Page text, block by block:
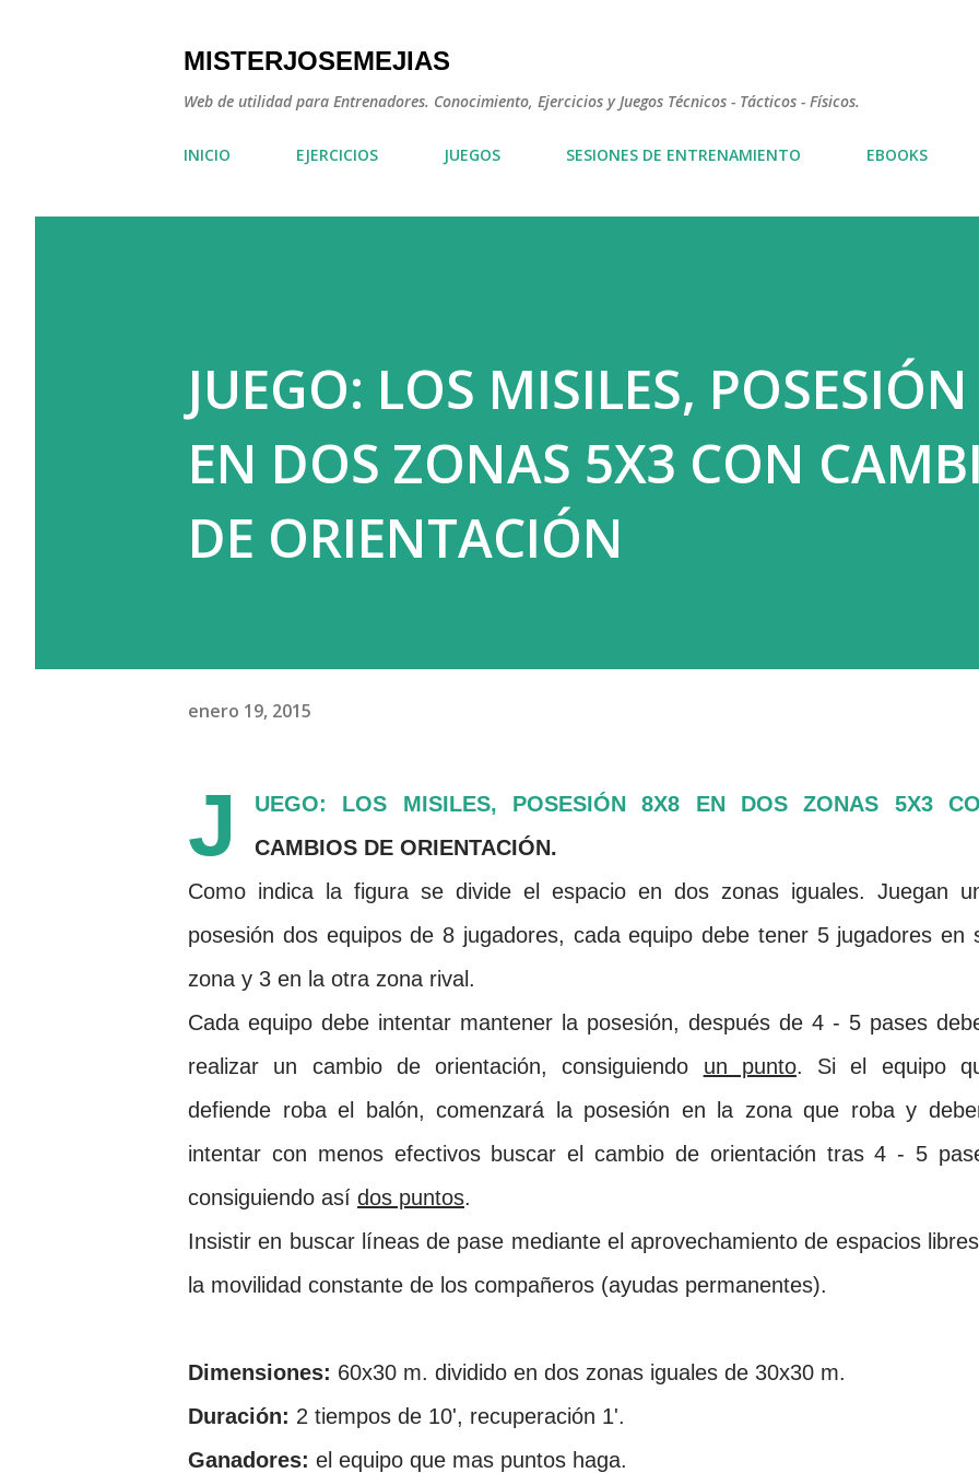
MISTERJOSEMEJIAS
Web de utilidad para Entrenadores. Conocimiento, Ejercicios y Juegos Técnicos - Tácticos - Físicos.
INICIO EJERCICIOS JUEGOS SESIONES DE ENTRENAMIENTO EBOOKS
JUEGO: LOS MISILES,
EN DOS ZONAS 5X3 CON
DE ORIENTACIÓN
enero 19, 2015
J
UEGO: LOS MISILES, POSESIÓN 8X8 EN DOS ZONAS 5X3
CAMBIOS DE ORIENTACIÓN.
Como indica la figura se divide el espacio en dos zonas iguales. Juegan
posesión dos equipos de 8 jugadores, cada equipo debe tener 5 jugadores en
zona y 3 en la otra zona rival.
Cada equipo debe intentar mantener la posesión, después de 4 - 5 pases
realizar un cambio de orientación, consiguiendo un punto. Si el equipo
defiende roba el balón, comenzará la posesión en la zona que roba y
intentar con menos efectivos buscar el cambio de orientación tras 4 - 5
consiguiendo así dos puntos.
Insistir en buscar líneas de pase mediante el aprovechamiento de espacios
la movilidad constante de los compañeros (ayudas permanentes).
Dimensiones: 60x30 m. dividido en dos zonas iguales de 30x30 m.
Duración: 2 tiempos de 10', recuperación 1'.
Ganadores: el equipo que mas puntos haga.